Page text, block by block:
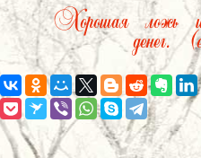
Хорошая ложь
денег.